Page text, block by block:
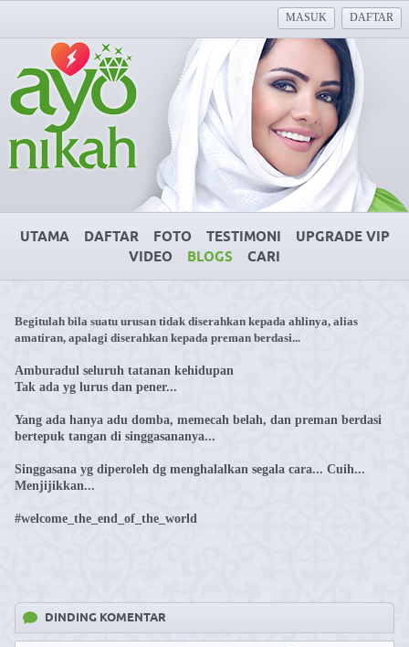
MASUK DAFTAR
UTAMA DAFTAR FOTO TESTIMONI
UPGRADE VIP
VIDEO
BLOGS CARI
Begitulah bila suatu urusan tidak diserahkan kepada ahlinya, alias
amatiran, apalagi diserahkan kepada preman berdasi...
Amburadul seluruh tatanan kehidupan
Tak ada yg lurus dan pener...
Yang ada hanya adu domba, memecah belah, dan preman berdasi
bertepuk tangan di singgasananya...
Singgasana yg diperoleh dg menghalalkan segala cara... Cuih...
Menjijikkan...
#welcome_the_end_of_the_world
DINDING KOMENTAR